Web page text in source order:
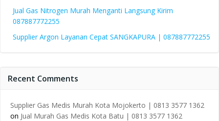
Jual Gas Nitrogen Murah Menganti Langsung Kirim
087887772255
Supplier Argon Layanan Cepat SANGKAPURA | 087887772255
Recent Comments
Supplier Gas Medis Murah Kota Mojokerto | 0813 3577 1362
on Jual Murah Gas Medis Kota Batu | 0813 3577 1362